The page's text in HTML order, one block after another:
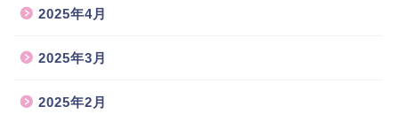
2025年4月
2025年3月
2025年2月